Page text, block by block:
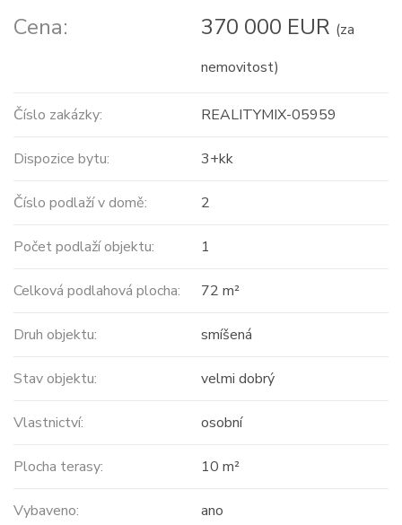
Cena: 370 000 EUR (za
nemovitost)
Číslo zakázky: REALITYMIX-05959
Dispozice bytu: 3+kk
Číslo podlaží v domě: 2
Počet podlaží objektu: 1
Celková podlahová plocha: 72 m²
Druh objektu: smíšená
Stav objektu: velmi dobrý
Vlastnictví: osobní
Plocha terasy: 10 m²
Vybaveno: ano